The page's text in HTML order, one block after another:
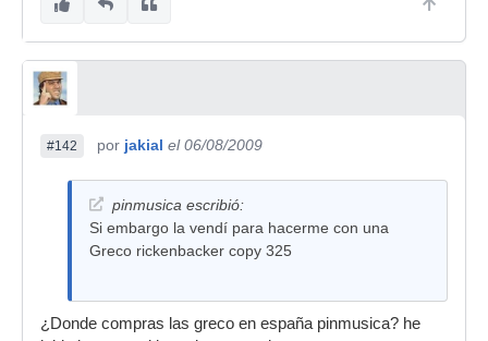
#142 por jakial el 06/08/2009
pinmusica escribió:
Si embargo la vendí para hacerme con una
Greco rickenbacker copy 325
¿Donde compras las greco en españa pinmusica? he